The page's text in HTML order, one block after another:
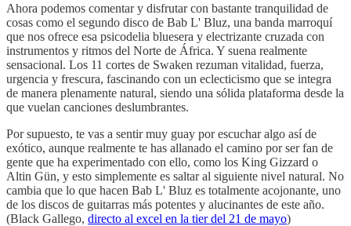
Ahora podemos comentar y disfrutar con bastante tranquilidad de
cosas como el segundo disco de Bab L' Bluz, una banda marroquí
que nos ofrece esa psicodelia bluesera y electrizante cruzada con
instrumentos y ritmos del Norte de África. Y suena realmente
sensacional. Los 11 cortes de Swaken rezuman vitalidad, fuerza,
urgencia y frescura, fascinando con un eclecticismo que se integra
de manera plenamente natural, siendo una sólida plataforma desde la
que vuelan canciones deslumbrantes.
Por supuesto, te vas a sentir muy guay por escuchar algo así de
exótico, aunque realmente te has allanado el camino por ser fan de
gente que ha experimentado con ello, como los King Gizzard o
Altin Gün, y esto simplemente es saltar al siguiente nivel natural. No
cambia que lo que hacen Bab L' Bluz es totalmente acojonante, uno
de los discos de guitarras más potentes y alucinantes de este año.
(Black Gallego, directo al excel en la tier del 21 de mayo)